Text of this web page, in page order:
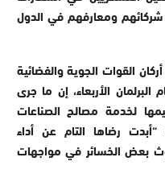
ومعارفهم في الدول
القوات الجوية والفضائية
البرلمان الأربعاء، إن ما جرى
لخدمة مصالح الصناعات
“أبدت رضاها التام عن أداء
بعض الخسائر في مواجهات